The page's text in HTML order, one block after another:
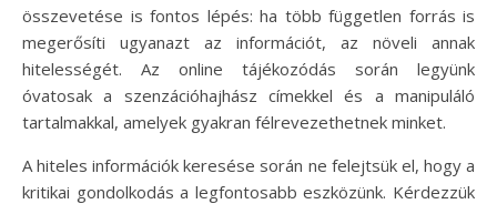
összevetése is fontos lépés: ha több független forrás is
megerősíti ugyanazt az információt, az növeli annak
hitelességét. Az online tájékozódás során legyünk
óvatosak a szenzációhajhász címekkel és a manipuláló
tartalmakkal, amelyek gyakran félrevezethetnek minket.
A hiteles információk keresése során ne felejtsük el, hogy a
kritikai gondolkodás a legfontosabb eszközünk. Kérdezzük